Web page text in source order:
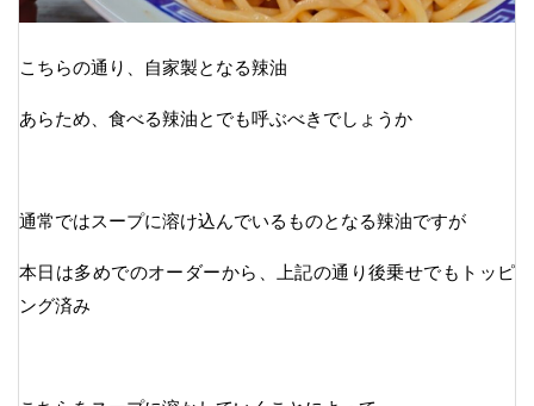
こちらの通り、自家製となる辣油
あらため、食べる辣油とでも呼ぶべきでしょうか
通常ではスープに溶け込んでいるものとなる辣油ですが
本日は多めでのオーダーから、上記の通り後乗せでもトッピ
ング済み